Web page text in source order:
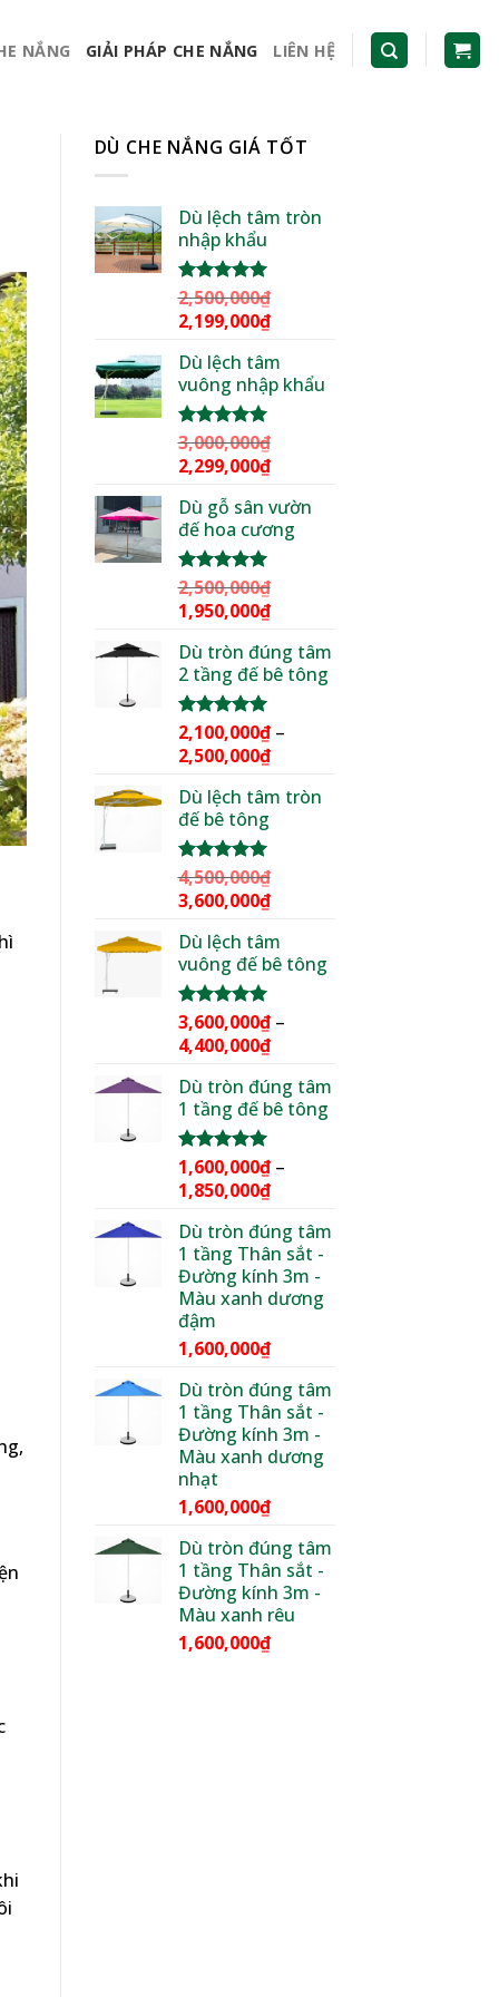
NẮNG GIẢI PHÁP CHE NẮNG LIÊN HỆ
DÙ CHE NẮNG GIÁ TỐT
Dù lệch tâm tròn
nhập khẩu
Được xếp
hạng5.00
5 sao
2,500,000₫
Giá
là:
2,500,000₫.
2,199,000₫Giá
tại
là:
Dù lệch tâm
vuông nhập khẩu
Được xếp
hạng5.00
5 sao
3,000,000₫
Giá
là:
3,000,000₫.
2,299,000₫Giá
tại
là:
Dù gỗ sân vườn
đế hoa cương
Được xếp
hạng5.00
5 sao
2,500,000₫
Giá
là:
2,500,000₫.
1,950,000₫Giá
tại
là:
Dù tròn đúng tâm
2 tầng đế bê tông
Được xếp
hạng5.00
5 sao
2,100,000₫ –
2,500,000₫Khoảng
từ
2,500,000₫
Dù lệch tâm tròn
đế bê tông
Được xếp
hạng5.00
5 sao
4,500,000₫
Giá
là:
4,500,000₫.
3,600,000₫Giá
tại
là:
Dù lệch tâm
vuông đế bê tông
Được xếp
hạng5.00
5 sao
3,600,000₫ –
4,400,000₫Khoảng
từ
3,600,000₫
4,400,000₫
Dù tròn đúng tâm
1 tầng đế bê tông
Được xếp
hạng5.00
5 sao
1,600,000₫ –
1,850,000₫Khoảng
từ
1,600,000₫
đến
1,850,000₫
Dù tròn đúng tâm
1 tầng Thân sắt -
Đường kính 3m -
Màu xanh dương
đậm
1,600,000₫
Dù tròn đúng tâm
1 tầng Thân sắt -
Đường kính 3m -
Màu xanh dương
nhạt
1,600,000₫
Dù tròn đúng tâm
1 tầng Thân sắt -
Đường kính 3m -
Màu xanh rêu
1,600,000₫